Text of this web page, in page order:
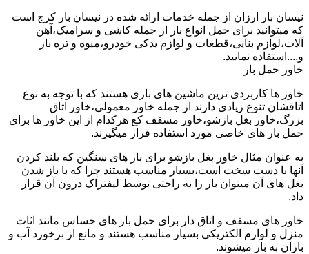
نیسان بار ارزان از جمله خدمات ارائه شده در نیسان بار کرج است
که میتوانید برای حمل انواع بار از جمله کاشی و سرامیک،آهن
آلات،لوازم بنایی،قطعات و لوازم یدکی خودرو،میوه و تره بار
و....استفاده نمایید.
خاور حمل بار
خاور ها کاربردی ترین ماشین های باری هستند که با توجه به نوع
اتاقشان تنوع زیادی دارند از جمله خاور معمولی،خاور اتاق
بزرگ،خاور بغل بازشو،خاور مسقف کع هرکدام از این خاور ها برای
حمل بار های خاصی مورد استفاده قرار میگیرند.
به عنوان مثال خاور بغل بازشو برای بار های سنگین که بلند کردن
آنها با دست سخت است،بسیار مناسب هستند چرا که با باز شدن
بغل های آن میتوان بار را به راحتی توسط لیفتراک درون آن قرار
داد.
خاور های مسقف و اتاق دار برای حمل بار های حساس مانند اثاث
منزل و لوازم الکتریکی بسیار مناسب هستند و مانع از برخورد آب و
باران به بار میشوند.